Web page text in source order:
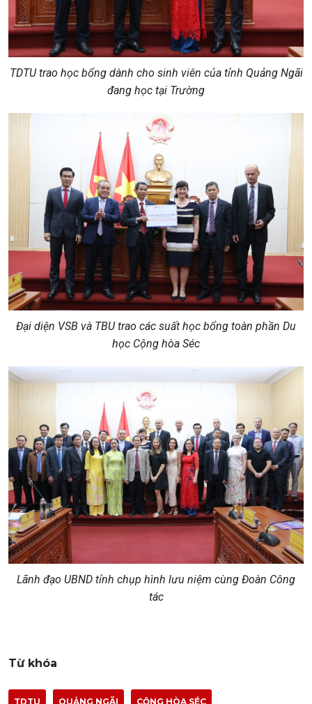
TDTU trao học bổng dành cho sinh viên của tỉnh Quảng Ngãi
đang học tại Trường
Đại diện VSB và TBU trao các suất học bổng toàn phần Du
học Cộng hòa Séc
Lãnh đạo UBND tỉnh chụp hình lưu niệm cùng Đoàn Công
tác
Từ khóa
TDTU QUẢNG NGÃI CỘNG HÒA SÉC